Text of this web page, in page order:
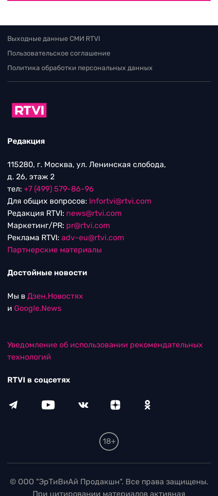
Выходные данные СМИ RTVI
Пользовательское соглашение
Политика обработки персональных данных
Редакция
115280, г. Москва, ул. Ленинская слобода,
д. 26, этаж 2
тел: +7 (499) 579-86-96
Для общих вопросов: Infortvi@rtvi.com
Редакция RTVI: news@rtvi.com
Маркетинг/PR: pr@rtvi.com
Реклама RTVI: adv-eu@rtvi.com
Партнерские материалы
Достойные новости
Мы в Дзен.Новостях
и Google.News
Уведомление об использовании рекомендательных
технологий
RTVI в соцсетях
18+
© ООО "ЭрТиВиАй Продакшн". Все права защищены.
При цитировании материалов активная